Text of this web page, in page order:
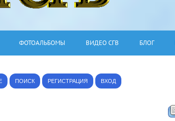
ФОТОАЛЬБОМЫ ВИДЕО СГВ БЛОГ
ПОИСК РЕГИСТРАЦИЯ ВХОД